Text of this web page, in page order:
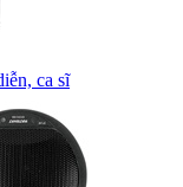
ca sĩ